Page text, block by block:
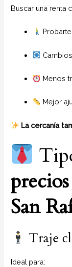
Buscar una renta
Menos
Mejor
La cercanía
precios
San
Traje
Ideal para: